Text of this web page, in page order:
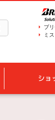
ブ
ミ
ショ